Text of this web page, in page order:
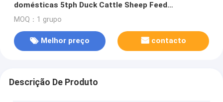
domésticas 5tph Duck Cattle Sheep Feed
Production
MOQ：1 grupo
Melhor preço contacto
Descrição De Produto